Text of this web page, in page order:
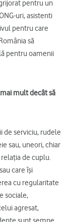
pentru un
uri, asistenti
pentru care
să
pentru oamenii
mult decât să
de serviciu, rudele
sau, uneori, chiar
de cuplu.
care își
cu regularitate
sociale,
agresat,